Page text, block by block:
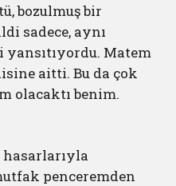
bozulmuş bir
sadece, aynı
Matem
aitti. Bu da çok
olacaktı benim.
hasarlarıyla
penceremden